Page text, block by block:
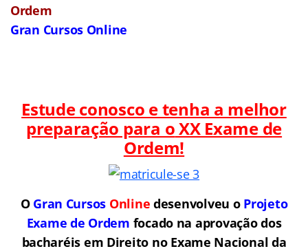
Ordem
Gran Cursos Online
Estude conosco e tenha a melhor
preparação para oXX Exame de
Ordem!
O Gran Cursos Online desenvolveu o Projeto
Exame de Ordem focado na aprovação dos
bacharéis em Direito no Exame Nacional da